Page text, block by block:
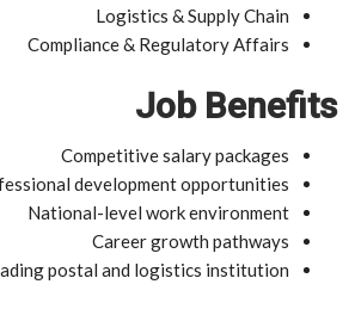
Logistics & Supply Chain
Compliance & Regulatory Affairs
Job Benefits
Competitive salary packages
development opportunities
National-level work environment
Career growth pathways
postal and logistics institution